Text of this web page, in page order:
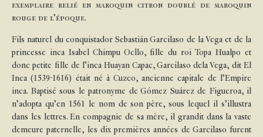
exemplaire relié en maroquin citron doublé de maroquin
rouge de l’époque.
Fils naturel du conquistador Sebastián Garcilaso de la Vega et de la
princesse inca Isabel Chimpu Ocllo, fille du roi Topa Hualpo et
donc petite fille de l’inca Huayan Capac, Garcilaso dela Vega, dit El
Inca (1539-1616) était né à Cuzco, ancienne capitale de l’Empire
inca. Baptisé sous le patronyme de Gómez Suárez de Figueroa, il
n’adopta qu’en 1561 le nom de son père, sous lequel il s’illustra
dans les lettres. En compagnie de sa mère, il grandit dans la vaste
demeure paternelle, les dix premières années de Garcilaso furent